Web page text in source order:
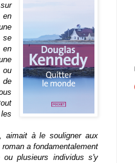
se
en
ou
de
aimait à le souligner aux
a fondamentalement
plusieurs individus s'y